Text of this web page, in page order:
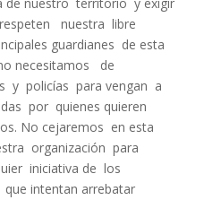
nuestra libre
guardianes de esta
necesitamos de
y policías para vengan a
por quienes quieren
No cejaremos en esta
organización para
iniciativa de los
intentan arrebatar